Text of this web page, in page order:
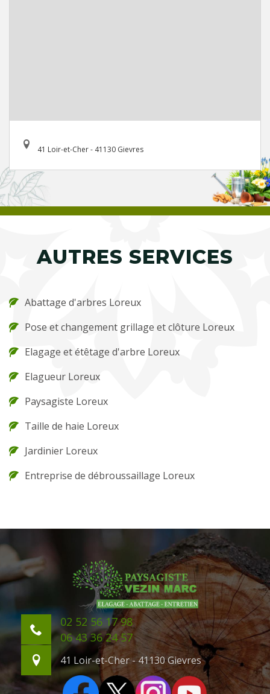
41 Loir-et-Cher - 41130 Gievres
AUTRES SERVICES
Abattage d'arbres Loreux
Pose et changement grillage et clôture Loreux
Elagage et étêtage d'arbre Loreux
Elagueur Loreux
Paysagiste Loreux
Taille de haie Loreux
Jardinier Loreux
Entreprise de débroussaillage Loreux
02 52 56 17 98
06 43 36 24 57
41 Loir-et-Cher - 41130 Gievres